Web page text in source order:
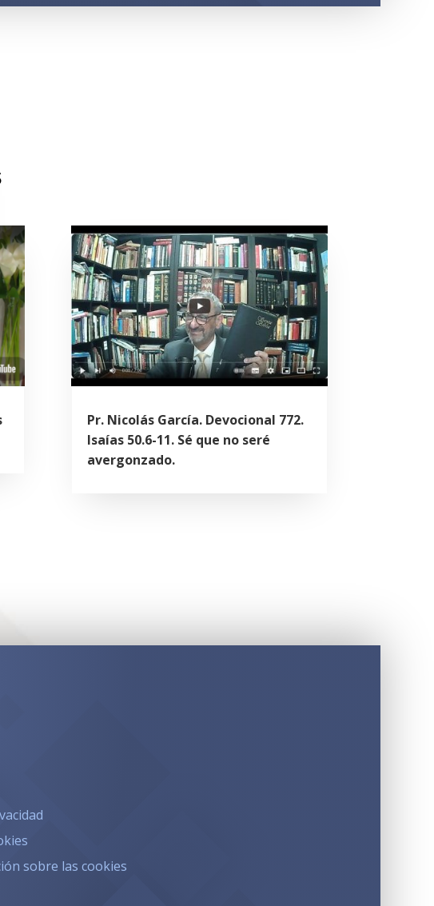
Pr. Nicolás García. Devocional 772.
Isaías 50.6-11. Sé que no seré
avergonzado.
sobre las cookies